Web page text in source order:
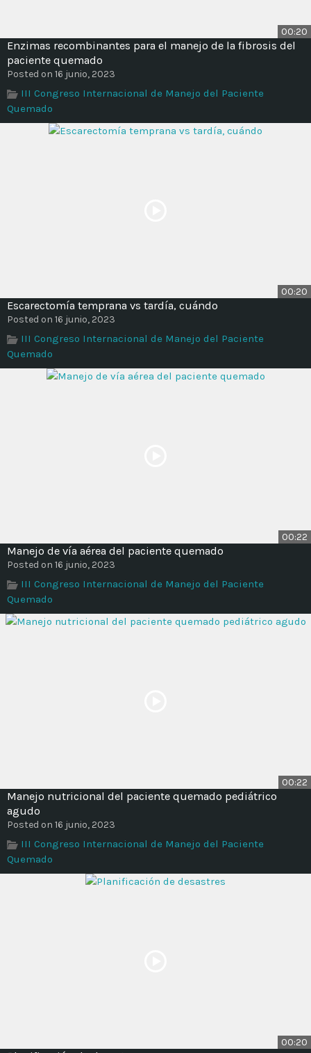
00:20
Enzimas recombinantes para el manejo de la fibrosis del
paciente quemado
Posted on 16 junio, 2023
III Congreso Internacional de Manejo del Paciente
Quemado
00:20
Escarectomía temprana vs tardía, cuándo
Posted on 16 junio, 2023
III Congreso Internacional de Manejo del Paciente
Quemado
00:22
Manejo de vía aérea del paciente quemado
Posted on 16 junio, 2023
III Congreso Internacional de Manejo del Paciente
Quemado
00:22
Manejo nutricional del paciente quemado pediátrico
agudo
Posted on 16 junio, 2023
III Congreso Internacional de Manejo del Paciente
Quemado
00:20